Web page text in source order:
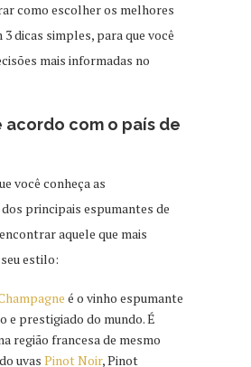
como escolher os melhores
dicas simples, para que você
mais informadas no
acordo com o país de
você conheça as
principais espumantes de
aquele que mais
estilo:
é o vinho espumante
e prestigiado do mundo. É
região francesa de mesmo
uvas Pinot Noir, Pinot